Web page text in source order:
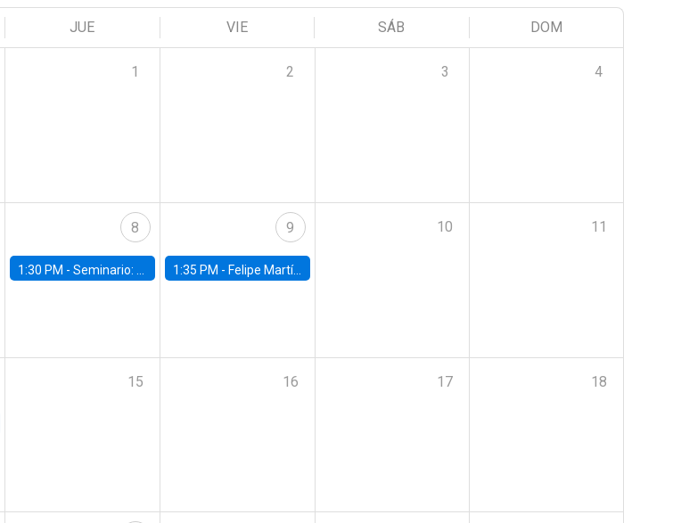
JUE VIE SÁB DOM
1 2 3 4
8
1:30 PM -Seminario: “Recuperando la humanidad para progresar en la era de la IA»
9
1:35 PM - Felipe Martínez, alumno Doctorado en Economía UC
10 11
15 16 17 18